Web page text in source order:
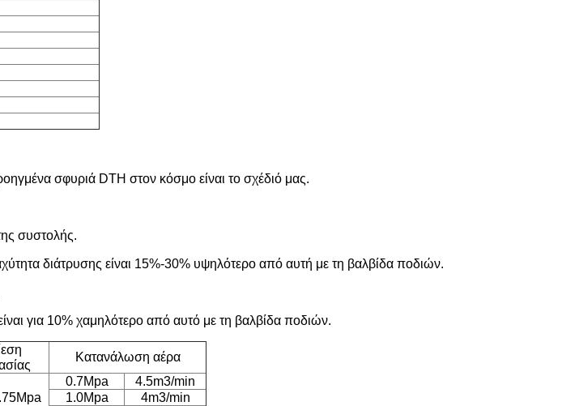
σφυριά DTH στον κόσμο είναι το σχέδιό μας.
συστολής.
διάτρυσης είναι 15%-30% υψηλότερο από αυτή με τη βαλβίδα ποδιών.
για 10% χαμηλότερο από αυτό με τη βαλβίδα ποδιών.
Κατανάλωση αέρα
0.7Mpa
4.5m3/min
1.0Mpa
4m3/min